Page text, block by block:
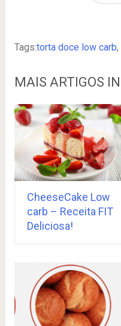
Tags:torta doce low carb,
MAIS ARTIGOS
CheeseCake Low
carb – Receita FIT
Deliciosa!